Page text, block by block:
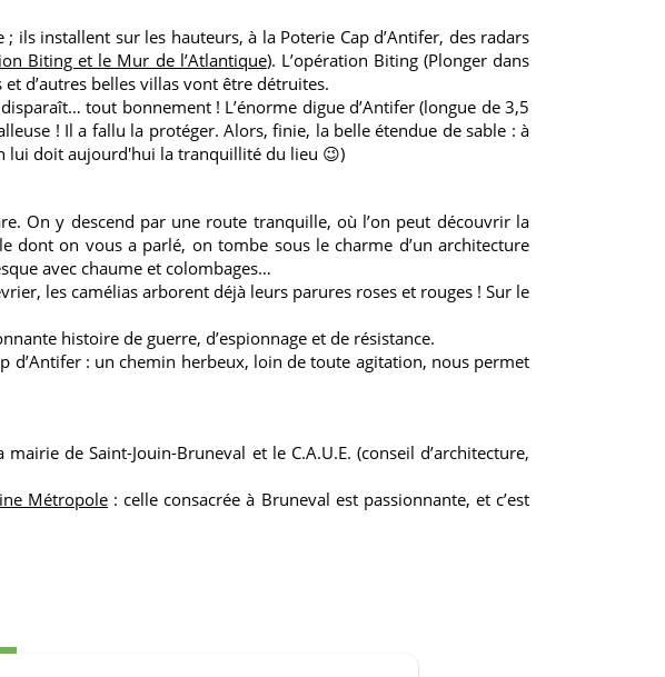
ils installent sur les hauteurs, à la Poterie Cap d’Antifer, des radars
Biting et le Mur de l’Atlantique). L’opération Biting (Plonger dans
d’autres belles villas vont être détruites.
tout bonnement ! L’énorme digue d’Antifer (longue de 3,5
! Il a fallu la protéger. Alors, finie, la belle étendue de sable : à
lui doit aujourd'hui la tranquillité du lieu 😉)
. On y descend par une route tranquille, où l’on peut découvrir la
dont on vous a parlé, on tombe sous le charme d’un architecture
avec chaume et colombages…
les camélias arborent déjà leurs parures roses et rouges ! Sur le
histoire de guerre, d’espionnage et de résistance.
d’Antifer : un chemin herbeux, loin de toute agitation, nous permet
de Saint-Jouin-Bruneval et le C.A.U.E. (conseil d’architecture,
Métropole: celle consacrée à Bruneval est passionnante, et c’est